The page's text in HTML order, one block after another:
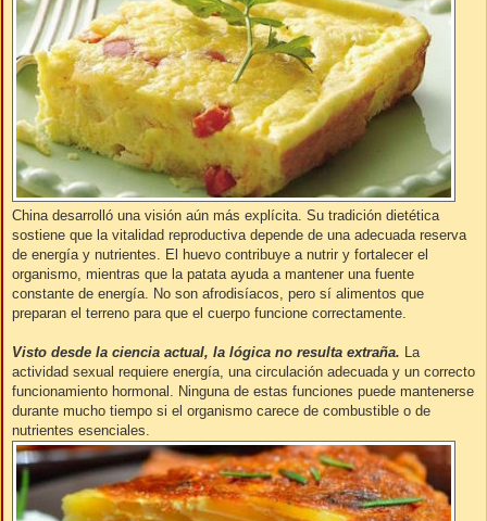
China desarrolló una visión aún más explícita. Su tradición dietética
sostiene que la vitalidad reproductiva depende de una adecuada reserva
de energía y nutrientes. El huevo contribuye a nutrir y fortalecer el
organismo, mientras que la patata ayuda a mantener una fuente
constante de energía. No son afrodisíacos, pero sí alimentos que
preparan el terreno para que el cuerpo funcione correctamente.
Visto desde la ciencia actual, la lógica no resulta extraña. La
actividad sexual requiere energía, una circulación adecuada y un correcto
funcionamiento hormonal. Ninguna de estas funciones puede mantenerse
durante mucho tiempo si el organismo carece de combustible o de
nutrientes esenciales.